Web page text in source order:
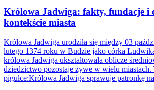
Królowa Jadwiga: fakty, fundacje i
kontekście miasta
Królowa Jadwiga urodziła się między 03
lutego 1374 roku w Budzie jako córka
królowa Jadwiga ukształtowała oblicze
dziedzictwo pozostaje żywe w wielu
pigułce:Królowa Jadwiga sprawuje patronkę